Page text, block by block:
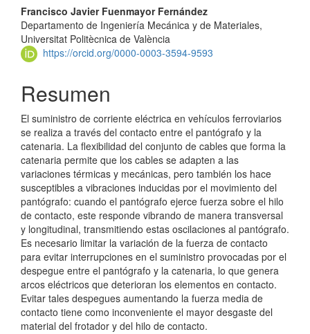
Francisco Javier Fuenmayor Fernández
Departamento de Ingeniería Mecánica y de Materiales,
Universitat Politècnica de València
https://orcid.org/0000-0003-3594-9593
Resumen
El suministro de corriente eléctrica en vehículos ferroviarios
se realiza a través del contacto entre el pantógrafo y la
catenaria. La flexibilidad del conjunto de cables que forma la
catenaria permite que los cables se adapten a las
variaciones térmicas y mecánicas, pero también los hace
susceptibles a vibraciones inducidas por el movimiento del
pantógrafo: cuando el pantógrafo ejerce fuerza sobre el hilo
de contacto, este responde vibrando de manera transversal
y longitudinal, transmitiendo estas oscilaciones al pantógrafo.
Es necesario limitar la variación de la fuerza de contacto
para evitar interrupciones en el suministro provocadas por el
despegue entre el pantógrafo y la catenaria, lo que genera
arcos eléctricos que deterioran los elementos en contacto.
Evitar tales despegues aumentando la fuerza media de
contacto tiene como inconveniente el mayor desgaste del
material del frotador y del hilo de contacto.